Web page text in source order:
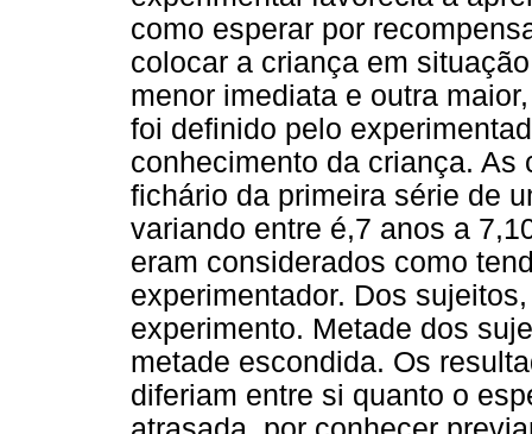
como esperar por
colocar a criança em
menor imediata e outra
foi definido pelo
conhecimento da criança.
fichário da primeira série de
variando entre é,7 anos a
eram considerados como
experimentador. Dos
experimento. Metade dos
metade escondida. Os
diferiam entre si quanto o